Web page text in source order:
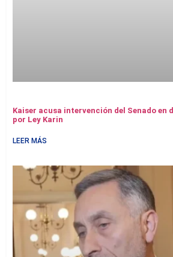
Kaiser acusa intervención del Senado en
por Ley Karin
LEER MÁS